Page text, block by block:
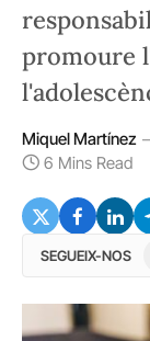
promoure
Miquel Martínez
6 Mins Read
SEGUEIX-NOS